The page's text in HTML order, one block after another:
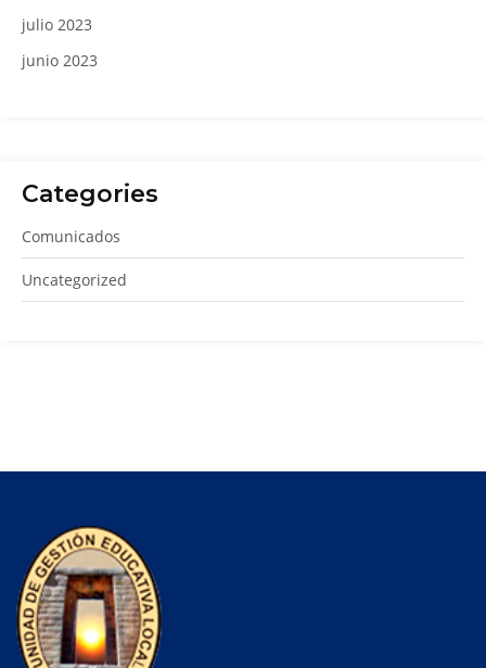
julio 2023
junio 2023
Categories
Comunicados
Uncategorized